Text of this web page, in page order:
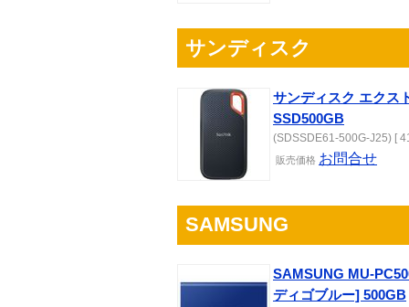
サンディスク
サンディスク エクス
SSD500GB
(SDSSDE61-500G-J25) [
販売価格 お問合せ
SAMSUNG
SAMSUNG MU-
ディゴブルー] 500GB